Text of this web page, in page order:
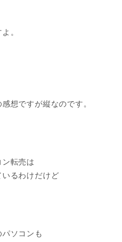
。
想ですが縦なのです。
転売は
いるわけだけど
ソコンも